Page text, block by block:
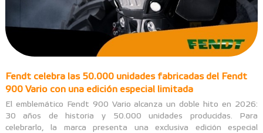
Fendt celebra las 50.000 unidades fabricadas del Fendt
900 Vario con una edición especial limitada
El emblemático Fendt 900 Vario alcanza un doble hito en 2026:
30 años de historia y 50.000 unidades producidas. Para
celebrarlo, la marca presenta una exclusiva edición especial